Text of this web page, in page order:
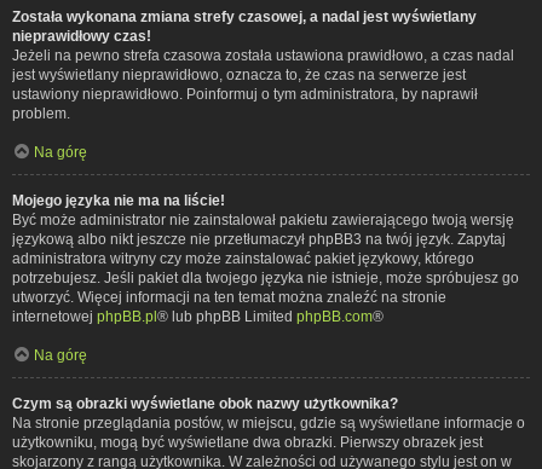
Została wykonana zmiana strefy czasowej, a nadal jest wyświetlany
nieprawidłowy czas!
Jeżeli na pewno strefa czasowa została ustawiona prawidłowo, a czas nadal
jest wyświetlany nieprawidłowo, oznacza to, że czas na serwerze jest
ustawiony nieprawidłowo. Poinformuj o tym administratora, by naprawił
problem.
Na górę
Mojego języka nie ma na liście!
Być może administrator nie zainstalował pakietu zawierającego twoją wersję
językową albo nikt jeszcze nie przetłumaczył phpBB3 na twój język. Zapytaj
administratora witryny czy może zainstalować pakiet językowy, którego
potrzebujesz. Jeśli pakiet dla twojego języka nie istnieje, może spróbujesz go
utworzyć. Więcej informacji na ten temat można znaleźć na stronie
internetowej phpBB.pl® lub phpBB Limited phpBB.com®
Na górę
Czym są obrazki wyświetlane obok nazwy użytkownika?
Na stronie przeglądania postów, w miejscu, gdzie są wyświetlane informacje o
użytkowniku, mogą być wyświetlane dwa obrazki. Pierwszy obrazek jest
skojarzony z rangą użytkownika. W zależności od używanego stylu jest on w